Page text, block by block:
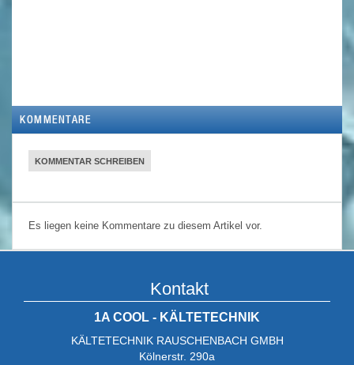
KOMMENTARE
KOMMENTAR SCHREIBEN
Es liegen keine Kommentare zu diesem Artikel vor.
Kontakt
1A COOL - KÄLTETECHNIK
KÄLTETECHNIK RAUSCHENBACH GMBH
Kölnerstr. 290a